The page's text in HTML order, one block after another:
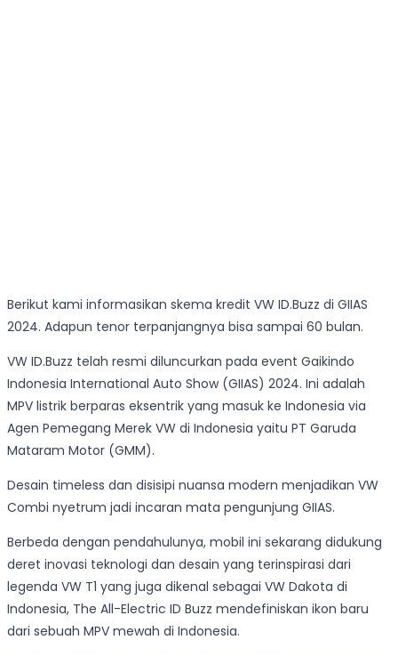
Berikut kami informasikan skema kredit VW ID.Buzz di GIIAS
2024. Adapun tenor terpanjangnya bisa sampai 60 bulan.
VW ID.Buzz telah resmi diluncurkan pada event Gaikindo
Indonesia International Auto Show (GIIAS) 2024. Ini adalah
MPV listrik berparas eksentrik yang masuk ke Indonesia via
Agen Pemegang Merek VW di Indonesia yaitu PT Garuda
Mataram Motor (GMM).
Desain timeless dan disisipi nuansa modern menjadikan VW
Combi nyetrum jadi incaran mata pengunjung GIIAS.
Berbeda dengan pendahulunya, mobil ini sekarang didukung
deret inovasi teknologi dan desain yang terinspirasi dari
legenda VW T1 yang juga dikenal sebagai VW Dakota di
Indonesia, The All-Electric ID Buzz mendefiniskan ikon baru
dari sebuah MPV mewah di Indonesia.